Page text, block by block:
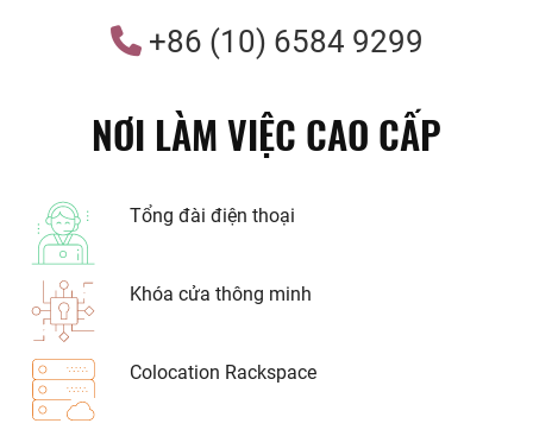
+86 (10) 6584 9299
NƠI LÀM VIỆC CAO CẤP
Tổng đài điện thoại
Khóa cửa thông minh
Colocation Rackspace